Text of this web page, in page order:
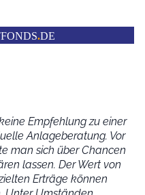
.DE
Empfehlung zu einer
Anlageberatung. Vor
man sich über Chancen
lassen. Der Wert von
Erträge können